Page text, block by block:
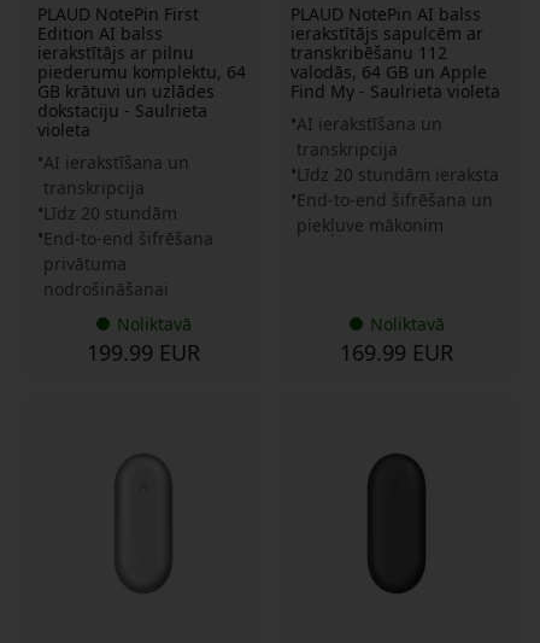
PLAUD NotePin First
Edition AI balss
ierakstītājs ar pilnu
piederumu komplektu, 64
GB krātuvi un uzlādes
dokstaciju - Saulrieta
violeta
AI ierakstīšana un
transkripcija
Līdz 20 stundām
End-to-end šifrēšana
privātuma
nodrošināšanai
Noliktavā
199.99 EUR
PLAUD NotePin AI balss
ierakstītājs sapulcēm ar
transkribēšanu 112
valodās, 64 GB un Apple
Find My - Saulrieta violeta
AI ierakstīšana un
transkripcija
Līdz 20 stundām ieraksta
End-to-end šifrēšana un
piekļuve mākonim
Noliktavā
169.99 EUR